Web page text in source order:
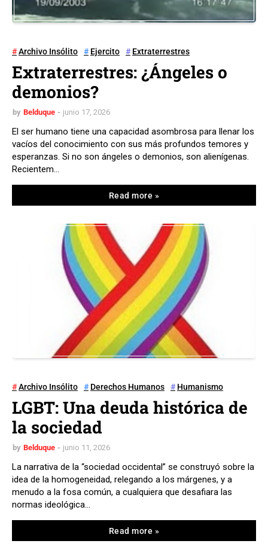
Archivo Insólito Ejercito Extraterrestres
Extraterrestres: ¿Ángeles o
demonios?
by Belduque junio 17, 2026
El ser humano tiene una capacidad asombrosa para llenar los
vacíos del conocimiento con sus más profundos temores y
esperanzas. Si no son ángeles o demonios, son alienígenas.
Recientem…
Read more »
Archivo Insólito Derechos Humanos Humanismo
LGBT: Una deuda histórica de
la sociedad
by Belduque junio 11, 2026
La narrativa de la “sociedad occidental” se construyó sobre la
idea de la homogeneidad, relegando a los márgenes, y a
menudo a la fosa común, a cualquiera que desafiara las
normas ideológica…
Read more »